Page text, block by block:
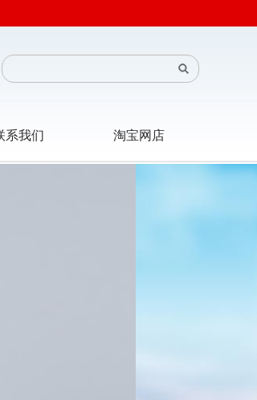
系我们 淘宝网店